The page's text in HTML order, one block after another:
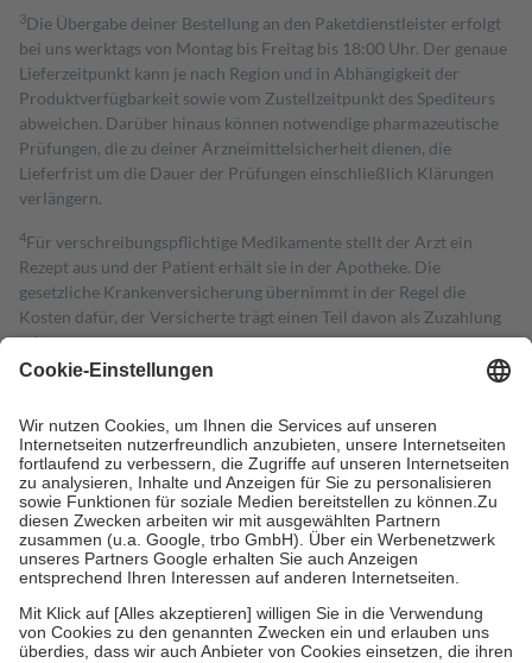
3Die Übergabe deiner Bestellung an den Paketdienstleister erfolgt
bei uns werktags von Montag bis Freitag bis 18:00 Uhr. Der genaue
Lieferzeitpunkt kann je nach Region und in Abhängigkeit der
Produktverfügbarkeit sowie vom Zustellzeitpunkt des Spediteurs
abweichen. Darüber hinaus können notwendige pharmazeutische
Prüfungen, die zu deiner Arzneimittelsicherheit dienen, die
Lieferfrist um die Dauer der Prüfungen einschließlich Klärungen
verlängern.
4Für verschreibungspflichtige Medikamente stellt der Arzt ein
Rezept aus und der Patient erhält sie in der Apotheke. Die
gesetzliche Krankenversicherung übernimmt in der Regel die
Kosten dafür, der Versicherte trägt einen Teil davon als Zuzahlung
mit.
Grundsätzlich leisten Mitglieder Zuzahlungen in Höhe von zehn
höchstens zehn Euro.
Es sind jedoch nie mehr als die tatsächlichen
Kosten der Leistung zu entrichten.
Diese Regeln gelten grundsätzlich auch für Online-Apotheken.
Bei Heilmitteln und häuslicher Krankenpflege beträgt die
Zuzahlung zehn Prozent der Kosten sowie zehn Euro je
Verordnung.
Um das Engagement der Versicherten für ihre eigene Gesundheit zu
stärken und die besondere Stellung der Familie zu unterstützen,
fallenkeine Zuzahlungenan bei:
• Kindern und Jugendlichen bis zum vollendeten 18. Lebensjahr